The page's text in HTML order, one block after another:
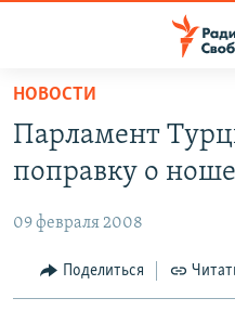
упрощенного
доступа
основному
Вернутся
ПОДКАСТЫ
АВТОРСКИЕ ПРОЕКТЫ
ЦИТАТЫ СВОБОДЫ
МНЕНИЯ
НОВОСТИ
Парламент
поправку о
09 февраля 2008
Поделиться